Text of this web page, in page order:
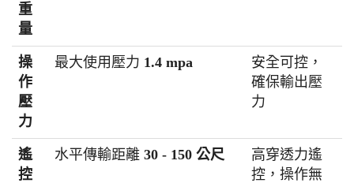
重
量
操
作
壓
力
最大使用壓力 1.4 mpa
安全可控，
確保輸出壓
力
遙
控
水平傳輸距離 30 - 150 公尺
高穿透力遙
控，操作無